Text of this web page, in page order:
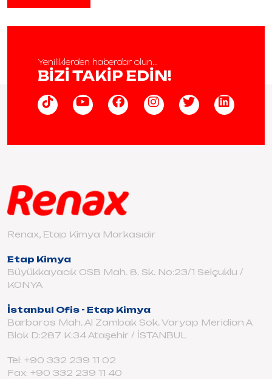
Yeniliklerden haberdar olun...
BİZİ TAKİP EDİN!
Renax, Etap Kimya Markasıdır
Etap Kimya
Büyükkayacık OSB Mah. 8. Sk. No:23/1 Selçuklu /
KONYA
İstanbul Ofis - Etap Kimya
Barbaros Mah. Al Zambak Sok. Varyap Meridian A
Blok D:287 K:34 Ataşehir / İSTANBUL
Tel: +90 332 239 11 02
Fax: +90 332 239 11 40